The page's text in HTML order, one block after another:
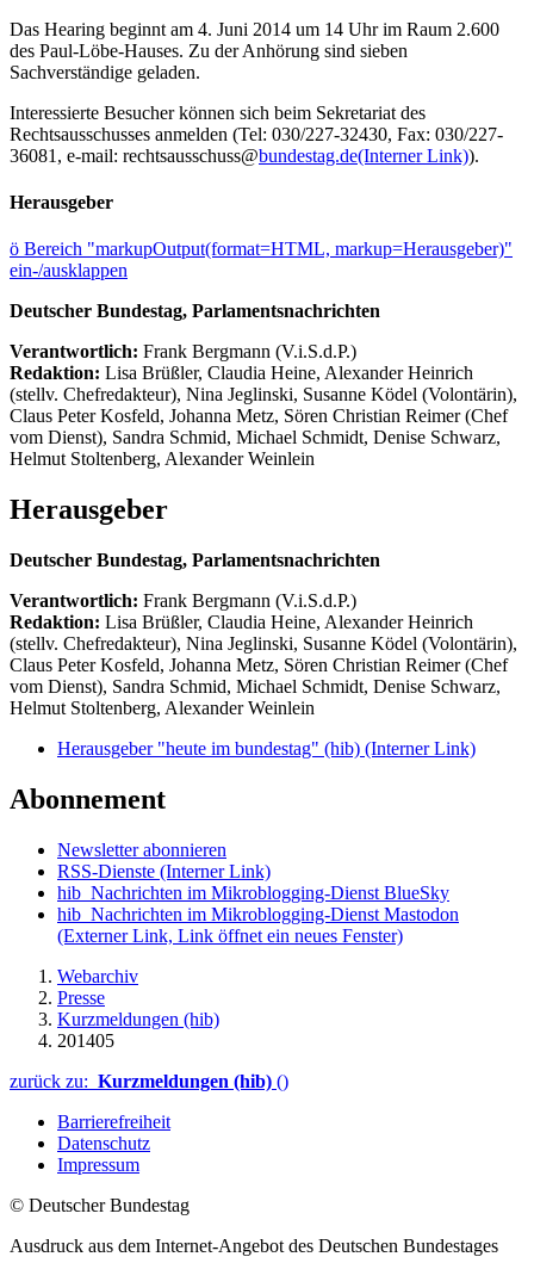
Das Hearing beginnt am 4. Juni 2014 um 14 Uhr im Raum 2.600
des Paul-Löbe-Hauses. Zu der Anhörung sind sieben
Sachverständige geladen.
Interessierte Besucher können sich beim Sekretariat des
Rechtsausschusses anmelden (Tel: 030/227-32430, Fax: 030/227-
36081, e-mail: rechtsausschuss@bundestag.de(Interner Link)).
Herausgeber
ö Bereich "markupOutput(format=HTML, markup=Herausgeber)"
ein-/ausklappen
Deutscher Bundestag, Parlamentsnachrichten
Verantwortlich: Frank Bergmann (V.i.S.d.P.)
Redaktion: Lisa Brüßler, Claudia Heine, Alexander Heinrich
(stellv. Chefredakteur), Nina Jeglinski, Susanne Ködel (Volontärin),
Claus Peter Kosfeld, Johanna Metz, Sören Christian Reimer (Chef
vom Dienst), Sandra Schmid, Michael Schmidt, Denise Schwarz,
Helmut Stoltenberg, Alexander Weinlein
Herausgeber
Deutscher Bundestag, Parlamentsnachrichten
Verantwortlich: Frank Bergmann (V.i.S.d.P.)
Redaktion: Lisa Brüßler, Claudia Heine, Alexander Heinrich
(stellv. Chefredakteur), Nina Jeglinski, Susanne Ködel (Volontärin),
Claus Peter Kosfeld, Johanna Metz, Sören Christian Reimer (Chef
vom Dienst), Sandra Schmid, Michael Schmidt, Denise Schwarz,
Helmut Stoltenberg, Alexander Weinlein
Herausgeber "heute im bundestag" (hib) (Interner Link)
Abonnement
Newsletter abonnieren
RSS-Dienste (Interner Link)
hib_Nachrichten im Mikroblogging-Dienst BlueSky
hib_Nachrichten im Mikroblogging-Dienst Mastodon
(Externer Link, Link öffnet ein neues Fenster)
Webarchiv
Presse
Kurzmeldungen (hib)
201405
zurück zu: Kurzmeldungen (hib) ()
Barrierefreiheit
Datenschutz
Impressum
© Deutscher Bundestag
Ausdruck aus dem Internet-Angebot des Deutschen Bundestages